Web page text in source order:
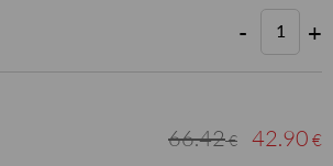
- +
66.42€ 42.90 €